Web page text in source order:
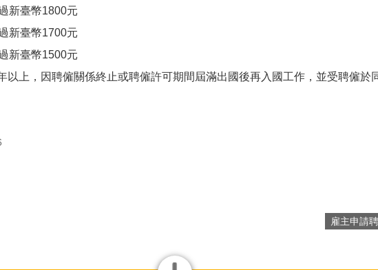
新臺幣1800元
新臺幣1700元
新臺幣1500元
以上，因聘僱關係終止或聘僱許可期間屆滿出國後再入國工作，並受聘僱於
雇主申請